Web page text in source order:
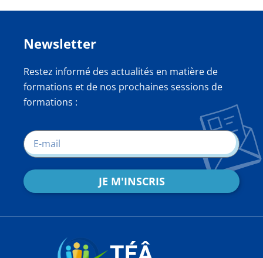
Newsletter
Restez informé des actualités en matière de
formations et de nos prochaines sessions de
formations :
JE M'INSCRIS